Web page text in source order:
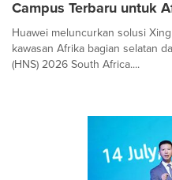
Campus Terbaru untuk
Huawei meluncurkan solusi
kawasan Afrika bagian selatan
(HNS) 2026 South Africa....